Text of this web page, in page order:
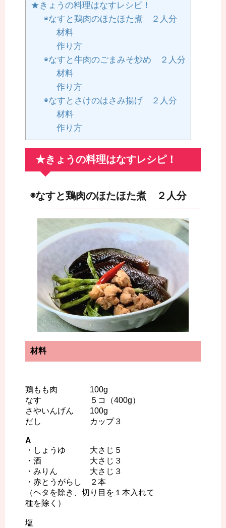
★きょうの料理はなすレシピ！
◉なすと鶏肉のほたほた煮 ２人分
材料
作り方
◉なすと牛肉のごまみそ炒め ２人分
材料
作り方
◉なすとさけのはさみ揚げ ２人分
材料
作り方
★きょうの料理はなすレシピ！
◉なすと鶏肉のほたほた煮 ２人分
材料
鶏もも肉 100g
なす ５コ（400g）
さやいんげん 100g
だし カップ３
A
・しょうゆ 大さじ５
・酒 大さじ３
・みりん 大さじ３
・赤とうがらし ２本
（ヘタを除き、切り目を１本入れて
種を除く）
塩